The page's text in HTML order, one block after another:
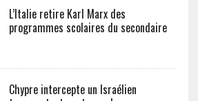
L’Italie retire Karl Marx des
programmes scolaires du secondaire
Chypre intercepte un Israélien